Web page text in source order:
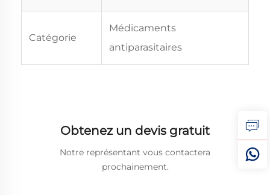
Catégorie
Médicaments
antiparasitaires
Obtenez un devis gratuit
Notre représentant vous contactera
prochainement.